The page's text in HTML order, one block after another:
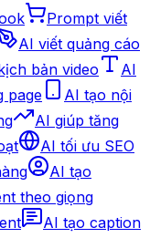
Prompt viết
AI viết quảng cáo
bản video
AI
page
AI tạo nội
AI giúp tăng
AI tối ưu SEO
AI tạo
theo giọng
AI tạo caption